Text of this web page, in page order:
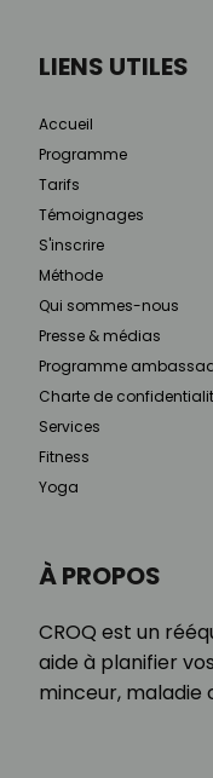
À PROPOS
CROQ est un
aide à planifier
minceur, maladie
LIENS UTILES
Accueil
Programme
Tarifs
Témoignages
S'inscrire
Méthode
Qui sommes-nous
Presse & médias
Programme
Charte de
Services
Fitness
Yoga